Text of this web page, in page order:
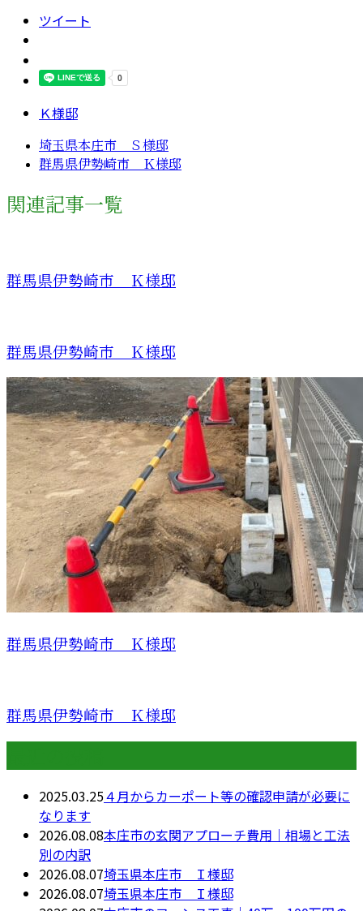
ツイート
Ｋ様邸
埼玉県本庄市 Ｓ様邸
群馬県伊勢崎市 Ｋ様邸
関連記事一覧
群馬県伊勢崎市 Ｋ様邸
群馬県伊勢崎市 Ｋ様邸
群馬県伊勢崎市 Ｋ様邸
群馬県伊勢崎市 Ｋ様邸
2025.03.25４月からカーポート等の確認申請が必要に
なります
2026.08.08本庄市の玄関アプローチ費用｜相場と工法
別の内訳
2026.08.07埼玉県本庄市 Ｉ様邸
2026.08.07埼玉県本庄市 Ｉ様邸